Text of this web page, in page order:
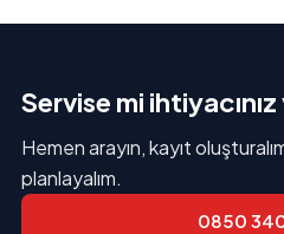
Servise mi
Hemen arayın, kayıt
planlayalım.
0850